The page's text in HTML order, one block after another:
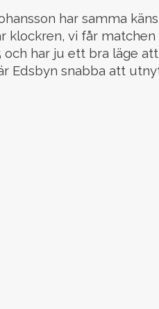
har samma
klockren, vi får
har ju ett bra läge
Edsbyn snabba att